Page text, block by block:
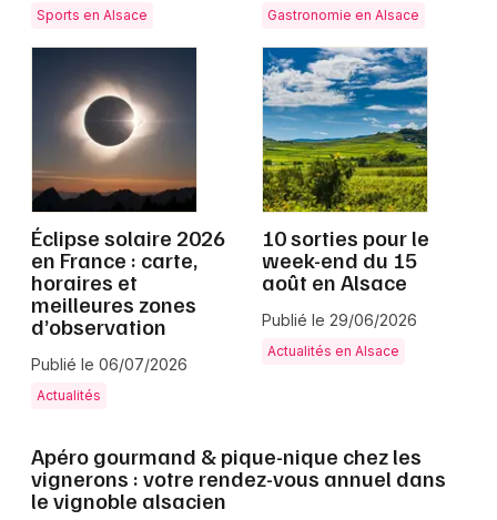
Alsace
Grand Est
Jeux concours
Newsletter des sorties
Artistes en tournée
Actus dans le Haut-Rhin
Actus tourisme & loisirs
Sports en Alsace Gastronomie en Alsace
Éclipse solaire 2026
en France : carte,
horaires et
meilleures zones
d’observation
Publié le 06/07/2026
Actualités
10 sorties pour le
week-end du 15
août en Alsace
Publié le 29/06/2026
Actualités en Alsace
Apéro gourmand & pique-nique chez les
vignerons : votre rendez-vous annuel dans
le vignoble alsacien